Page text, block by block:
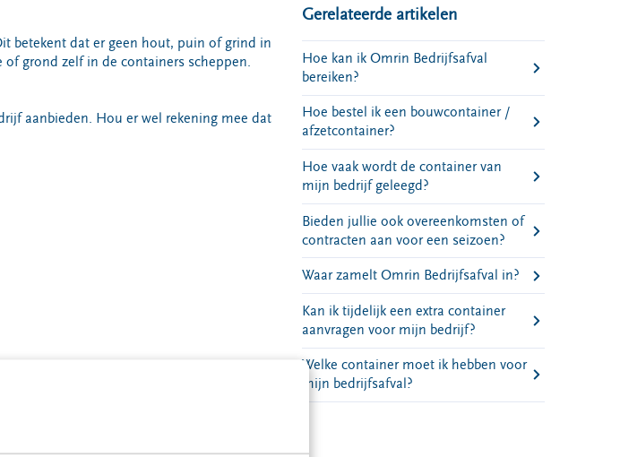
betekent dat er geen hout, puin of grind in
of grond zelf in de containers scheppen.
aanbieden. Hou er wel rekening mee dat
Gerelateerde artikelen
Hoe kan ik Omrin Bedrijfsafval
bereiken?
Hoe bestel ik een bouwcontainer /
afzetcontainer?
Hoe vaak wordt de container van
mijn bedrijf geleegd?
Bieden jullie ook overeenkomsten of
contracten aan voor een seizoen?
Waar zamelt Omrin Bedrijfsafval in?
Kan ik tijdelijk een extra container
aanvragen voor mijn bedrijf?
Welke container moet ik hebben voor
mijn bedrijfsafval?